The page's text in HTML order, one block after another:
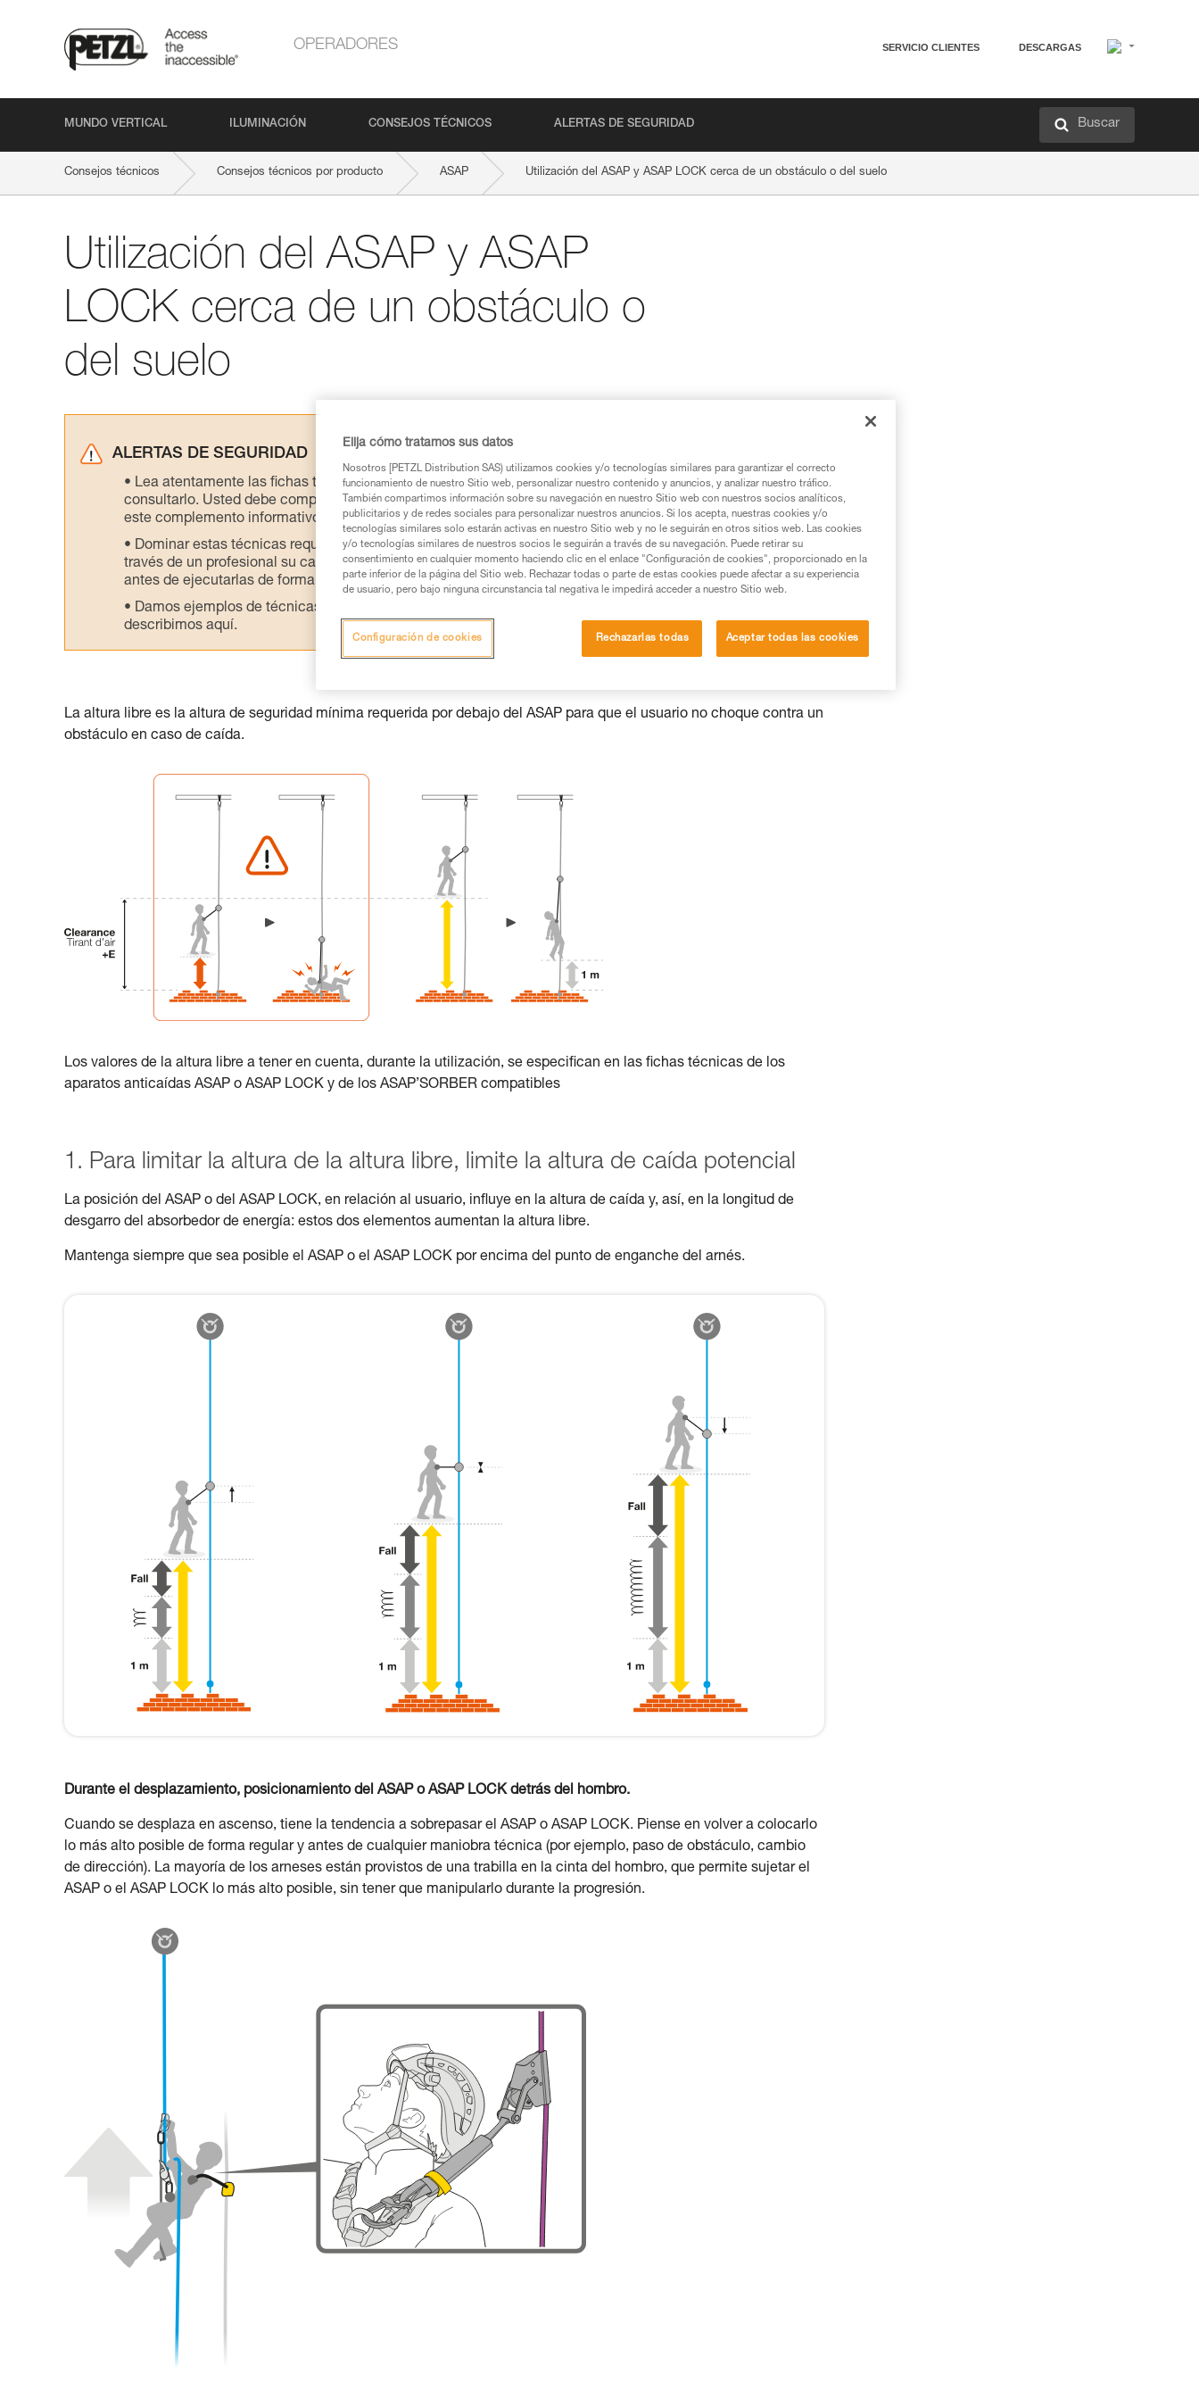
OPERADORES SERVICIO CLIENTES DESCARGAS
MUNDO VERTICAL ILUMINACIÓN CONSEJOS TÉCNICOS ALERTAS DE SEGURIDAD Buscar
Consejos técnicos Consejos técnicos por producto ASAP Utilización del ASAP y ASAP LOCK cerca de un obstáculo o del suelo
Utilización del ASAP y ASAP
LOCK cerca de un obstáculo o
del suelo
ALERTAS DE SEGURIDAD
Lea atentamente las fichas técnicas de los productos utilizados en este consejo antes de
consultarlo. Usted debe comprender la información de la ficha técnica para poder comprender
este complemento informativo.
Dominar estas técnicas requiere una formación y un entrenamiento específico. Confirme a
través de un profesional su capacidad para ejecutar estas técnicas, solo y con total seguridad,
antes de ejecutarlas de forma autónoma.
Damos ejemplos de técnicas relacionadas con su actividad. Pueden existir otras que no
describimos aquí.
La altura libre es la altura de seguridad mínima requerida por debajo del ASAP para que el usuario no choque contra un
obstáculo en caso de caída.
Los valores de la altura libre a tener en cuenta, durante la utilización, se especifican en las fichas técnicas de los
aparatos anticaídas ASAP o ASAP LOCK y de los ASAP’SORBER compatibles
1. Para limitar la altura de la altura libre, limite la altura de caída potencial
La posición del ASAP o del ASAP LOCK, en relación al usuario, influye en la altura de caída y, así, en la longitud de
desgarro del absorbedor de energía: estos dos elementos aumentan la altura libre.
Mantenga siempre que sea posible el ASAP o el ASAP LOCK por encima del punto de enganche del arnés.
Durante el desplazamiento, posicionamiento del ASAP o ASAP LOCK detrás del hombro.
Cuando se desplaza en ascenso, tiene la tendencia a sobrepasar el ASAP o ASAP LOCK. Piense en volver a colocarlo
lo más alto posible de forma regular y antes de cualquier maniobra técnica (por ejemplo, paso de obstáculo, cambio
de dirección). La mayoría de los arneses están provistos de una trabilla en la cinta del hombro, que permite sujetar el
ASAP o el ASAP LOCK lo más alto posible, sin tener que manipularlo durante la progresión.
Elija cómo tratamos sus datos
Nosotros [PETZL Distribution SAS) utilizamos cookies y/o tecnologías similares para garantizar el correcto
funcionamiento de nuestro Sitio web, personalizar nuestro contenido y anuncios, y analizar nuestro tráfico.
También compartimos información sobre su navegación en nuestro Sitio web con nuestros socios analíticos,
publicitarios y de redes sociales para personalizar nuestros anuncios. Si los acepta, nuestras cookies y/o
tecnologías similares solo estarán activas en nuestro Sitio web y no le seguirán en otros sitios web. Las cookies
y/o tecnologías similares de nuestros socios le seguirán a través de su navegación. Puede retirar su
consentimiento en cualquier momento haciendo clic en el enlace "Configuración de cookies", proporcionado en la
parte inferior de la página del Sitio web. Rechazar todas o parte de estas cookies puede afectar a su experiencia
de usuario, pero bajo ninguna circunstancia tal negativa le impedirá acceder a nuestro Sitio web.
Rechazarlas todas Aceptar todas las cookies
Configuración de cookies